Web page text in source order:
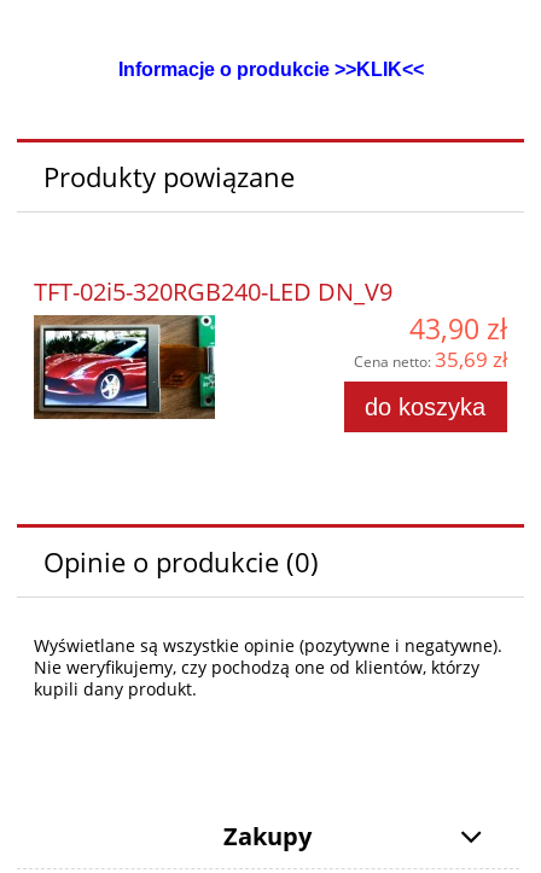
Informacje o produkcie >>KLIK<<
Produkty powiązane
TFT-02i5-320RGB240-LED DN_V9
43,90 zł
Cena netto:35,69 zł
do koszyka
Opinie o produkcie (0)
Wyświetlane są wszystkie opinie (pozytywne i negatywne).
Nie weryfikujemy, czy pochodzą one od klientów, którzy
kupili dany produkt.
Zakupy